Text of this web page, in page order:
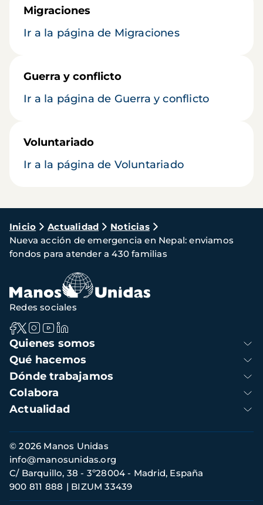
Migraciones
Ir a la página de Migraciones
Guerra y conflicto
Ir a la página de Guerra y conflicto
Voluntariado
Ir a la página de Voluntariado
Ruta
de
navegación
Inicio Actualidad
Noticias
Nueva acción de emergencia en Nepal: enviamos
fondos para atender a 430 familias
Navegación
principal
Quienes somos
Qué hacemos
Dónde trabajamos
Colabora
Actualidad
Redes sociales
Información
de
contacto
© 2026 Manos Unidas
C/ Barquillo, 38 - 3º28004 - Madrid, España
900 811 888
BIZUM 33439
info@manosunidas.org